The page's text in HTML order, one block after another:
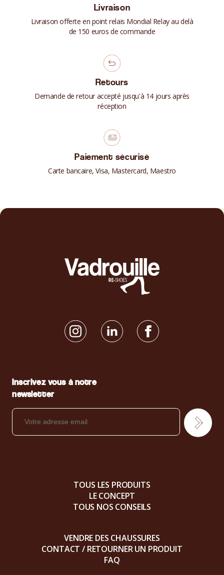
Livraison
Livraison offerte en point relais Mondial Relay au delà
de 150 euros de commande
Retours
Demande de retour accepté jusqu'à 14 jours après
réception
Paiement sécurisé
Carte bancaire, Visa, Mastercard, Maestro
Inscrivez vous à notre
newsletter
TOUS LES PRODUITS
LE CONCEPT
TOUS NOS CONSEILS
VENDRE DES CHAUSSURES
CONTACT / RETOURNER UN PRODUIT
FAQ